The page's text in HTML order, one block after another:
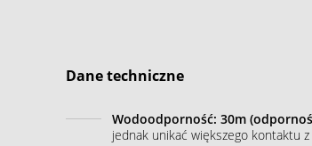
Dane techniczne
Wodoodporność: 30m
jednak unikać większego kontaktu